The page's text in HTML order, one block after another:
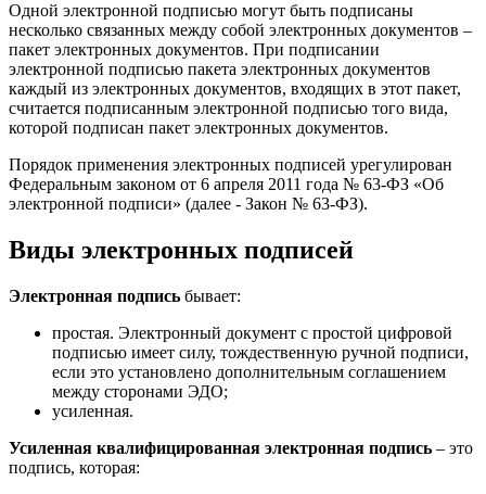
Одной электронной подписью могут быть подписаны
несколько связанных между собой электронных документов –
пакет электронных документов. При подписании
электронной подписью пакета электронных документов
каждый из электронных документов, входящих в этот пакет,
считается подписанным электронной подписью того вида,
которой подписан пакет электронных документов.
Порядок применения электронных подписей урегулирован
Федеральным законом от 6 апреля 2011 года № 63-ФЗ «Об
электронной подписи» (далее - Закон № 63-ФЗ).
Виды электронных подписей
Электронная подпись бывает:
простая. Электронный документ с простой цифровой
подписью имеет силу, тождественную ручной подписи,
если это установлено дополнительным соглашением
между сторонами ЭДО;
усиленная.
Усиленная квалифицированная электронная подпись – это
подпись, которая: